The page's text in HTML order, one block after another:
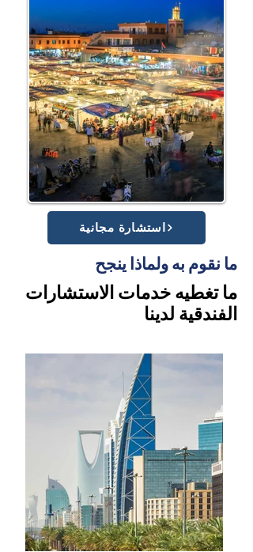
استشارة مجانية
ما نقوم به ولماذا ينجح
ما تغطيه خدمات الاستشارات
الفندقية لدينا